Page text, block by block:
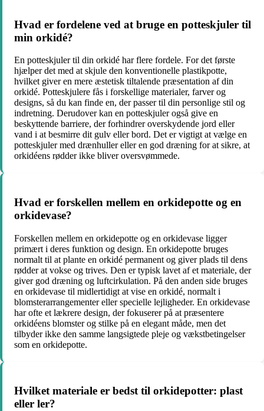
Hvad er fordelene ved at bruge en potteskjuler til
min orkidé?
En potteskjuler til din orkidé har flere fordele. For det første
hjælper det med at skjule den konventionelle plastikpotte,
hvilket giver en mere æstetisk tiltalende præsentation af din
orkidé. Potteskjulere fås i forskellige materialer, farver og
designs, så du kan finde en, der passer til din personlige stil og
indretning. Derudover kan en potteskjuler også give en
beskyttende barriere, der forhindrer overskydende jord eller
vand i at besmirre dit gulv eller bord. Det er vigtigt at vælge en
potteskjuler med drænhuller eller en god dræning for at sikre, at
orkidéens rødder ikke bliver oversvømmede.
Hvad er forskellen mellem en orkidepotte og en
orkidevase?
Forskellen mellem en orkidepotte og en orkidevase ligger
primært i deres funktion og design. En orkidepotte bruges
normalt til at plante en orkidé permanent og giver plads til dens
rødder at vokse og trives. Den er typisk lavet af et materiale, der
giver god dræning og luftcirkulation. På den anden side bruges
en orkidevase til midlertidigt at vise en orkidé, normalt i
blomsterarrangementer eller specielle lejligheder. En orkidevase
har ofte et lækrere design, der fokuserer på at præsentere
orkidéens blomster og stilke på en elegant måde, men det
tilbyder ikke den samme langsigtede pleje og vækstbetingelser
som en orkidepotte.
Hvilket materiale er bedst til orkidepotter: plast
eller ler?